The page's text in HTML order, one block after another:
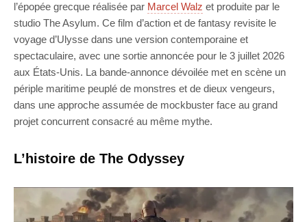
l’épopée grecque réalisée par Marcel Walz et produite par le
studio The Asylum. Ce film d’action et de fantasy revisite le
voyage d’Ulysse dans une version contemporaine et
spectaculaire, avec une sortie annoncée pour le 3 juillet 2026
aux États-Unis. La bande-annonce dévoilée met en scène un
périple maritime peuplé de monstres et de dieux vengeurs,
dans une approche assumée de mockbuster face au grand
projet concurrent consacré au même mythe.
L’histoire de The Odyssey